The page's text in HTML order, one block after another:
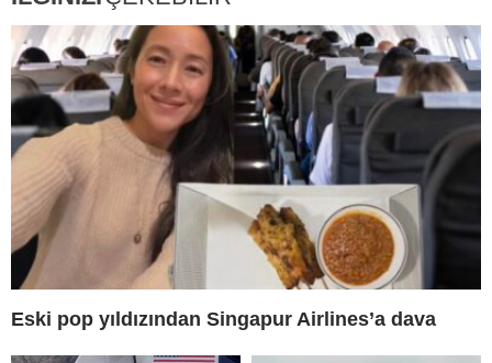
Eski pop yıldızından Singapur Airlines’a dava